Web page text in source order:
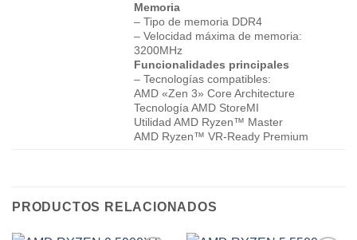
Memoria
– Tipo de memoria DDR4
– Velocidad máxima de memoria:
3200MHz
Funcionalidades principales
– Tecnologías compatibles:
AMD «Zen 3» Core Architecture
Tecnología AMD StoreMI
Utilidad AMD Ryzen™ Master
AMD Ryzen™ VR-Ready Premium
PRODUCTOS RELACIONADOS